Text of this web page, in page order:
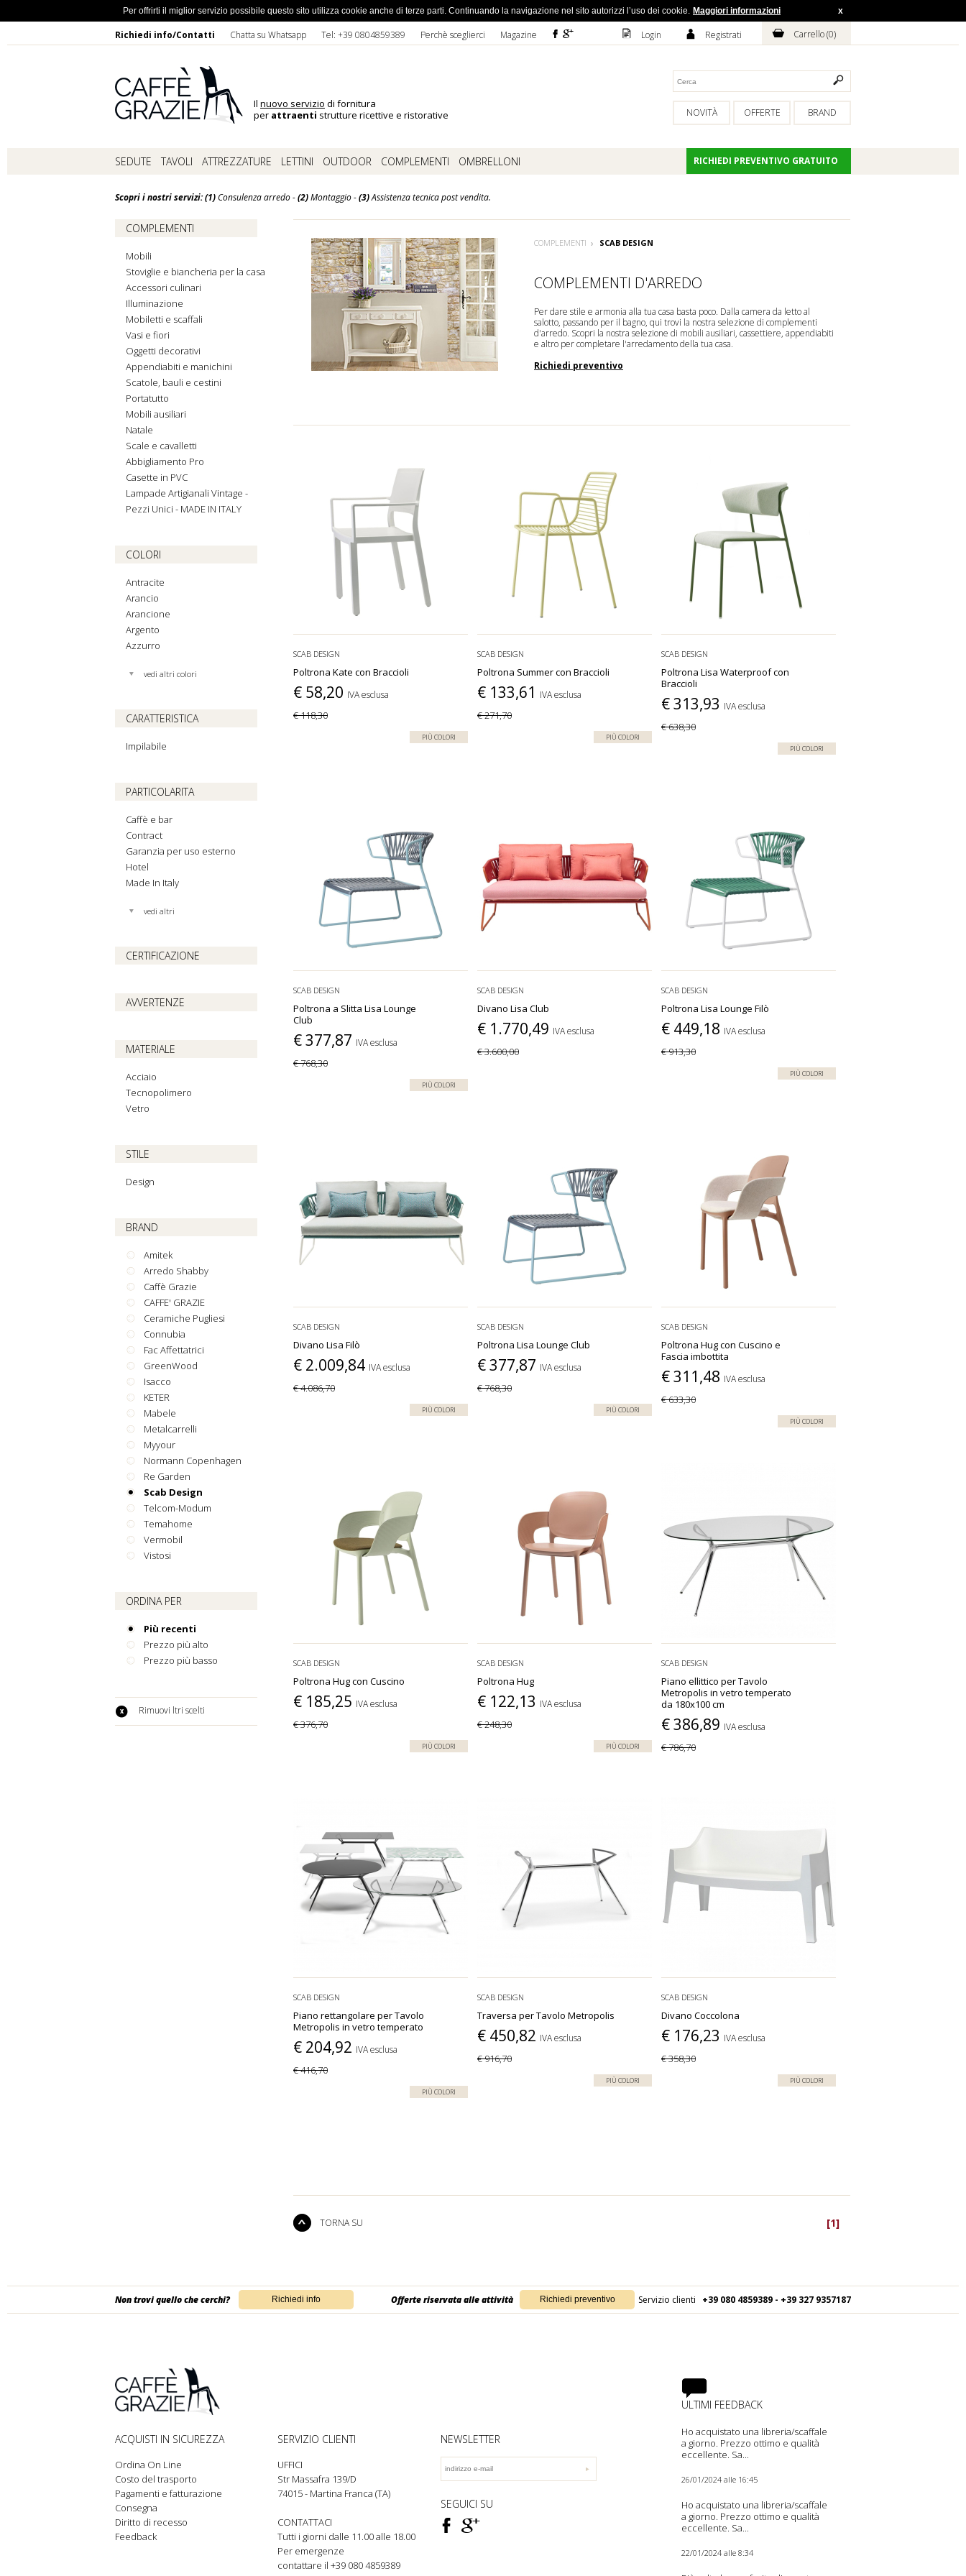
Richiedi info/Contatti Chatta su Whatsapp Tel: +39 0804859389 Perchè sceglierci Magazine F ì D Login A Registrati H Carrello (0)
Il nuovo servizio di fornitura
per attraenti strutture ricettive e ristorative BRAND
OFFERTE
NOVITÀ
SEDUTE TAVOLI ATTREZZATURE LETTINI OUTDOOR COMPLEMENTI OMBRELLONI RICHIEDI PREVENTIVO GRATUITO
Scopri i nostri servizi: (1)Consulenza arredo -(2)Montaggio -(3)Assistenza tecnica post vendita.
COMPLEMENTI
Mobili
Stoviglie e biancheria per la casa
Accessori culinari
Illuminazione
Mobiletti e scaffali
Vasi e fiori
Oggetti decorativi
Appendiabiti e manichini
Scatole, bauli e cestini
Portatutto
Mobili ausiliari
Natale
Scale e cavalletti
Abbigliamento Pro
Casette in PVC
Lampade Artigianali Vintage -
Pezzi Unici - MADE IN ITALY
COLORI
Antracite
Arancio
Arancione
Argento
Azzurro
vedi altri colori
CARATTERISTICA
Impilabile
PARTICOLARITA
Caffè e bar
Contract
Garanzia per uso esterno
Hotel
Made In Italy
vedi altri
CERTIFICAZIONE
AVVERTENZE
MATERIALE
Acciaio
Tecnopolimero
Vetro
STILE
Design
BRAND
Amitek
Arredo Shabby
Caffè Grazie
CAFFE' GRAZIE
Ceramiche Pugliesi
Connubia
Fac Affettatrici
GreenWood
Isacco
KETER
Mabele
Metalcarrelli
Myyour
Normann Copenhagen
Re Garden
Scab Design
Telcom-Modum
Temahome
Vermobil
Vistosi
ORDINA PER
Più recenti
Prezzo più alto
Prezzo più basso
Rimuovi filtri scelti
COMPLEMENTI SCAB DESIGN
COMPLEMENTI D'ARREDO
Per dare stile e armonia alla tua casa basta poco. Dalla camera da letto al
salotto, passando per il bagno, qui trovi la nostra selezione di complementi
d'arredo. Scopri la nostra selezione di mobili ausiliari, cassettiere, appendiabiti
e altro per completare l'arredamento della tua casa.
Richiedi preventivo
SCAB DESIGN
Poltrona Kate con Braccioli
€ 58,20 IVA esclusa
€ 118,30
PIÙ COLORI
SCAB DESIGN
Poltrona Summer con Braccioli
€ 133,61 IVA esclusa
€ 271,70
PIÙ COLORI
SCAB DESIGN
Poltrona Lisa Waterproof con
Braccioli
€ 313,93 IVA esclusa
€ 638,30
PIÙ COLORI
SCAB DESIGN
Poltrona a Slitta Lisa Lounge
Club
€ 377,87 IVA esclusa
€ 768,30
PIÙ COLORI
SCAB DESIGN
Divano Lisa Club
€ 1.770,49 IVA esclusa
€ 3.600,00
SCAB DESIGN
Poltrona Lisa Lounge Filò
€ 449,18 IVA esclusa
€ 913,30
PIÙ COLORI
SCAB DESIGN
Divano Lisa Filò
€ 2.009,84 IVA esclusa
€ 4.086,70
PIÙ COLORI
SCAB DESIGN
Poltrona Lisa Lounge Club
€ 377,87 IVA esclusa
€ 768,30
PIÙ COLORI
SCAB DESIGN
Poltrona Hug con Cuscino e
Fascia imbottita
€ 311,48 IVA esclusa
€ 633,30
PIÙ COLORI
SCAB DESIGN
Poltrona Hug con Cuscino
€ 185,25 IVA esclusa
€ 376,70
PIÙ COLORI
SCAB DESIGN
Poltrona Hug
€ 122,13 IVA esclusa
€ 248,30
PIÙ COLORI
SCAB DESIGN
Piano ellittico per Tavolo
Metropolis in vetro temperato
da 180x100 cm
€ 386,89 IVA esclusa
€ 786,70
SCAB DESIGN
Piano rettangolare per Tavolo
Metropolis in vetro temperato
€ 204,92 IVA esclusa
€ 416,70
PIÙ COLORI
SCAB DESIGN
Traversa per Tavolo Metropolis
€ 450,82 IVA esclusa
€ 916,70
PIÙ COLORI
SCAB DESIGN
Divano Coccolona
€ 176,23 IVA esclusa
€ 358,30
PIÙ COLORI
TORNA SU [1]
Non trovi quello che cerchi? Offerte riservata alle attività Servizio clienti +39 080 4859389 - +39 327 9357187
ACQUISTI IN SICUREZZA
Ordina On Line
Costo del trasporto
Pagamenti e fatturazione
Consegna
Diritto di recesso
Feedback
SERVIZIO CLIENTI
UFFICI
Str Massafra 139/D
74015 - Martina Franca (TA)
CONTATTACI
Tutti i giorni dalle 11.00 alle 18.00
Per emergenze
contattare il +39 0804859389
NEWSLETTER
SEGUICI SU
F ì
ULTIMI FEEDBACK
Ho acquistato una libreria/scaffale
a giorno. Prezzo ottimo e qualità
eccellente. Sa...
26/01/2024 alle 16:45
Ho acquistato una libreria/scaffale
a giorno. Prezzo ottimo e qualità
eccellente. Sa...
22/01/2024 alle 8:34
Per offrirti il miglior servizio possibile questo sito utilizza cookie anche di terze parti. Continuando la navigazione nel sito autorizzi l’uso dei cookie. Maggiori informazioni x